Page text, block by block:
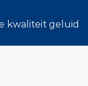
kwaliteit geluid